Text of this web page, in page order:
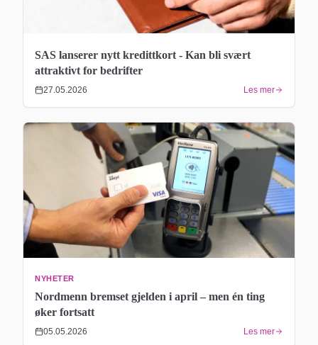
SAS lanserer nytt kredittkort - Kan bli svært
attraktivt for bedrifter
27.05.2026 Les mer
NYHETER
Nordmenn bremset gjelden i april – men én ting
øker fortsatt
05.05.2026 Les mer